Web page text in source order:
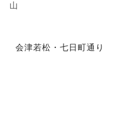
山
会津若松・七日町通り